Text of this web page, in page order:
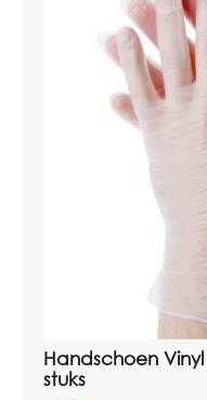
Handschoen
stuks